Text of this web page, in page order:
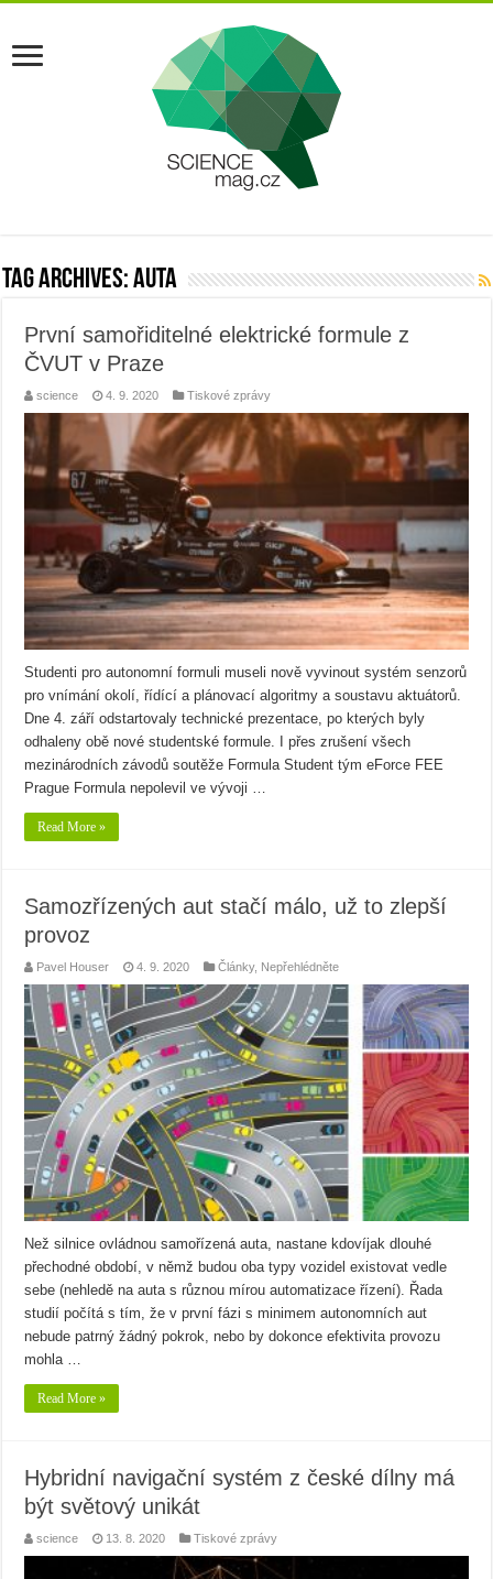
Tag Archives:auta
První samořiditelné elektrické formule z
ČVUT v Praze
science 4. 9. 2020 Tiskové zprávy
Studenti pro autonomní formuli museli nově vyvinout systém senzorů
pro vnímání okolí, řídící a plánovací algoritmy a soustavu aktuátorů.
Dne 4. září odstartovaly technické prezentace, po kterých byly
odhaleny obě nové studentské formule. I přes zrušení všech
mezinárodních závodů soutěže Formula Student tým eForce FEE
Prague Formula nepolevil ve vývoji …
Read More »
Samozřízených aut stačí málo, už to zlepší
provoz
Pavel Houser 4. 9. 2020 Články, Nepřehlédněte
Než silnice ovládnou samořízená auta, nastane kdovíjak dlouhé
přechodné období, v němž budou oba typy vozidel existovat vedle
sebe (nehledě na auta s různou mírou automatizace řízení). Řada
studií počítá s tím, že v první fázi s minimem autonomních aut
nebude patrný žádný pokrok, nebo by dokonce efektivita provozu
mohla …
Read More »
Hybridní navigační systém z české dílny má
být světový unikát
science 13. 8. 2020 Tiskové zprávy